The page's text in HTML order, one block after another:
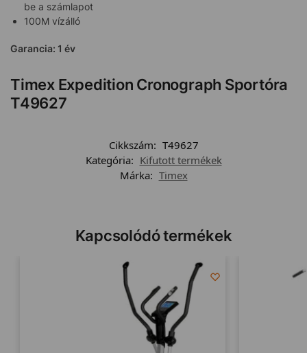
be a számlapot
100M vízálló
Garancia: 1 év
Timex Expedition Cronograph Sportóra
T49627
Cikkszám: T49627
Kategória: Kifutott termékek
Márka: Timex
Kapcsolódó termékek